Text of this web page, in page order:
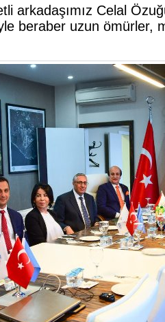
arkadaşımız Celal
beraber uzun ömürler,